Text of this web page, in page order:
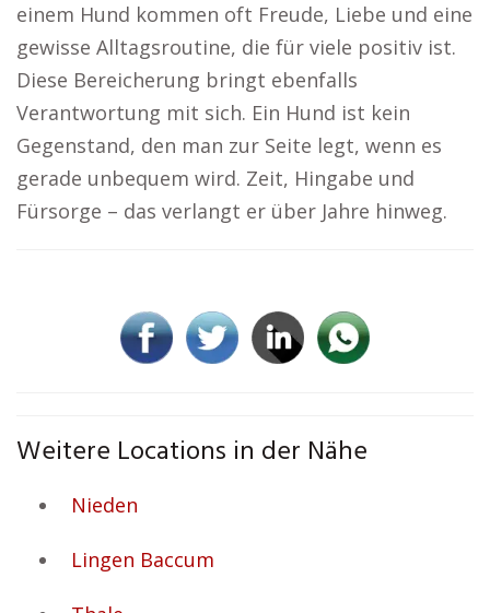
einem Hund kommen oft Freude, Liebe und eine
gewisse Alltagsroutine, die für viele positiv ist.
Diese Bereicherung bringt ebenfalls
Verantwortung mit sich. Ein Hund ist kein
Gegenstand, den man zur Seite legt, wenn es
gerade unbequem wird. Zeit, Hingabe und
Fürsorge – das verlangt er über Jahre hinweg.
Weitere Locations in der Nähe
Nieden
Lingen Baccum